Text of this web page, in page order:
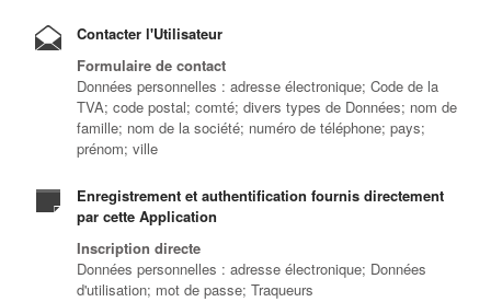
Contacter l'Utilisateur
Formulaire de contact
Données personnelles : adresse électronique; Code de la
TVA; code postal; comté; divers types de Données; nom de
famille; nom de la société; numéro de téléphone; pays;
prénom; ville
Enregistrement et authentification fournis directement
par cette Application
Inscription directe
Données personnelles : adresse électronique; Données
d'utilisation; mot de passe; Traqueurs